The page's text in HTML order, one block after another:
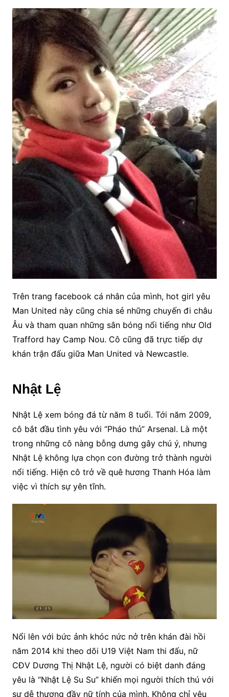
Trên trang facebook cá nhân của mình, hot girl yêu
Man United này cũng chia sẻ những chuyến đi châu
Âu và tham quan những sân bóng nổi tiếng như Old
Trafford hay Camp Nou. Cô cũng đã trực tiếp dự
khán trận đấu giữa Man United và Newcastle.
Nhật Lệ
Nhật Lệ xem bóng đá từ năm 8 tuổi. Tới năm 2009,
cô bắt đầu tình yêu với “Pháo thủ” Arsenal. Là một
trong những cô nàng bỗng dưng gây chú ý, nhưng
Nhật Lệ không lựa chọn con đường trở thành người
nổi tiếng. Hiện cô trở về quê hương Thanh Hóa làm
việc vì thích sự yên tĩnh.
Nổi lên với bức ảnh khóc nức nở trên khán đài hồi
năm 2014 khi theo dõi U19 Việt Nam thi đấu, nữ
CĐV Dương Thị Nhật Lệ, người có biệt danh đáng
yêu là “Nhật Lệ Su Su” khiến mọi người thích thú với
sự dễ thương đầy nữ tính của mình. Không chỉ yêu